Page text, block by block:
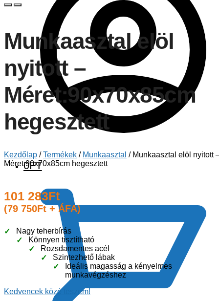
0FT
Munkaasztal elöl
nyitott –
Méret:90x70x85cm
hegesztett
Kezdőlap /Termékek / Munkaasztal / Munkaasztal elöl nyitott
Méret:90x70x85cm hegesztett
101 283Ft
(79 750Ft+ ÁFA)
Nagy teherbírás
Könnyen tisztítható
Rozsdamentes acél
Szintezhető lábak
Ideális magasság a kényelmes
munkavégzéshez
Kedvencek közé teszem!